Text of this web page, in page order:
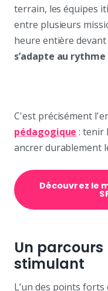
terrain, les équipes
entre plusieurs
heure entière
s’adapte au rythme
C'est précisément
pédagogique : tenir
ancrer durablement
Découvrez le
Un
stimulant
L’un des points forts